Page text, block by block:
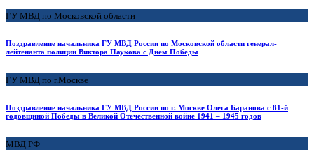
ГУ МВД по Московской области
Поздравление начальника ГУ МВД России по Московской области генерал-
лейтенанта полиции Виктора Паукова с Днем Победы
ГУ МВД по г.Москве
Поздравление начальника ГУ МВД России по г. Москве Олега Баранова с 81-й
годовщиной Победы в Великой Отечественной войне 1941 – 1945 годов
МВД РФ